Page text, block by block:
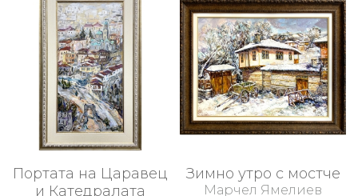
Портата на Царавец
и Катедралата
Зимно утро с мостче
Марчел Ямелиев